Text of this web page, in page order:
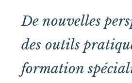
De nouvelles
des outils
formation